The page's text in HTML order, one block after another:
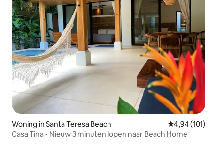
Woning in Santa Teresa Beach Gemiddelde
4,94 (101)
Casa Tina - Nieuw 3 minuten lopen naar Beach Home